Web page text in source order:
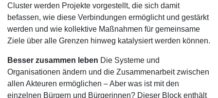
Cluster werden Projekte vorgestellt, die sich damit
befassen, wie diese Verbindungen ermöglicht und gestärkt
werden und wie kollektive Maßnahmen für gemeinsame
Ziele über alle Grenzen hinweg katalysiert werden können.
Besser zusammen leben Die Systeme und
Organisationen ändern und die Zusammenarbeit zwischen
allen Akteuren ermöglichen – Aber was ist mit den
einzelnen Bürgern und Bürgerinnen? Dieser Block enthält